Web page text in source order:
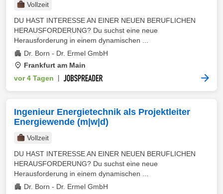
Vollzeit
DU HAST INTERESSE AN EINER NEUEN BERUFLICHEN
HERAUSFORDERUNG? Du suchst eine neue
Herausforderung in einem dynamischen ...
Dr. Born - Dr. Ermel GmbH
Frankfurt am Main
vor 4 Tagen
Ingenieur Energietechnik als Projektleiter
Energiewende (m|w|d)
Vollzeit
DU HAST INTERESSE AN EINER NEUEN BERUFLICHEN
HERAUSFORDERUNG? Du suchst eine neue
Herausforderung in einem dynamischen ...
Dr. Born - Dr. Ermel GmbH